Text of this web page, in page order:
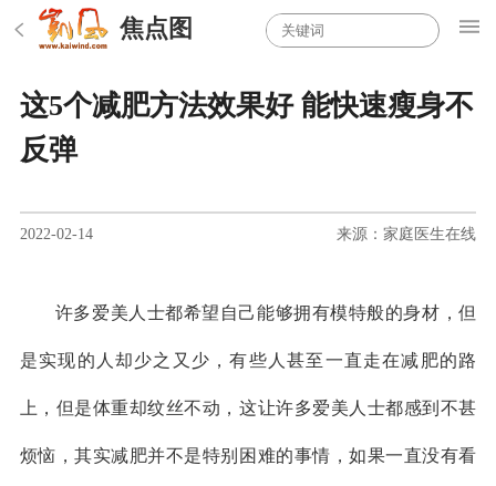
焦点图
这5个减肥方法效果好 能快速瘦身不
反弹
2022-02-14 来源：家庭医生在线
许多爱美人士都希望自己能够拥有模特般的身材，但
是实现的人却少之又少，有些人甚至一直走在减肥的路
上，但是体重却纹丝不动，这让许多爱美人士都感到不甚
烦恼，其实减肥并不是特别困难的事情，如果一直没有看